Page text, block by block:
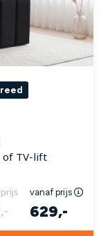
of TV-lift
vanaf prijs
629,-